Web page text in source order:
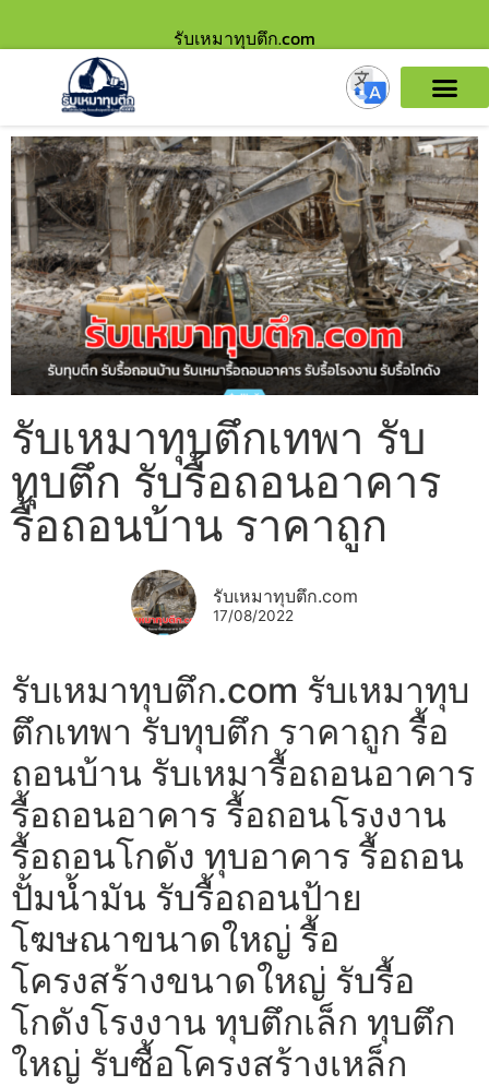
รับเหมาทุบตึก.com
รับเหมาทุบตึกเทพา รับ
ทุบตึก รับรื้อถอนอาคาร
รื้อถอนบ้าน ราคาถูก
รับเหมาทุบตึก.com
17/08/2022
รับเหมาทุบตึก.com รับเหมาทุบ
ตึกเทพา รับทุบตึก ราคาถูก รื้อ
ถอนบ้าน รับเหมารื้อถอนอาคาร
รื้อถอนอาคาร รื้อถอนโรงงาน
รื้อถอนโกดัง ทุบอาคาร รื้อถอน
ปั้มน้ำมัน รับรื้อถอนป้าย
โฆษณาขนาดใหญ่ รื้อ
โครงสร้างขนาดใหญ่ รับรื้อ
โกดังโรงงาน ทุบตึกเล็ก ทุบตึก
ใหญ่ รับซื้อโครงสร้างเหล็ก